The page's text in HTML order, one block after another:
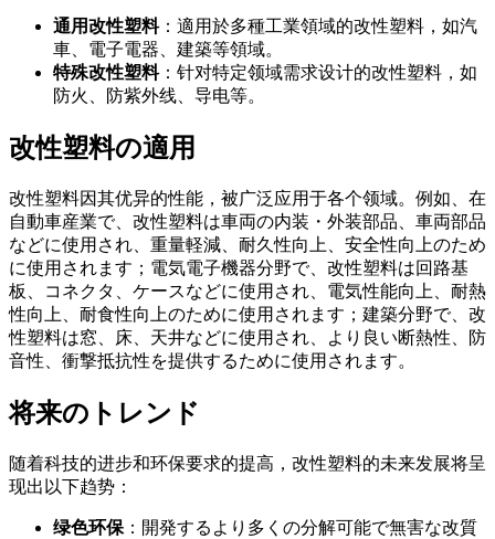
通用改性塑料：適用於多種工業領域的改性塑料，如汽
車、電子電器、建築等領域。
特殊改性塑料：针对特定领域需求设计的改性塑料，如
防火、防紫外线、导电等。
改性塑料の適用
改性塑料因其优异的性能，被广泛应用于各个领域。例如、在
自動車産業で、改性塑料は車両の内装・外装部品、車両部品
などに使用され、重量軽減、耐久性向上、安全性向上のため
に使用されます；電気電子機器分野で、改性塑料は回路基
板、コネクタ、ケースなどに使用され、電気性能向上、耐熱
性向上、耐食性向上のために使用されます；建築分野で、改
性塑料は窓、床、天井などに使用され、より良い断熱性、防
音性、衝撃抵抗性を提供するために使用されます。
将来のトレンド
随着科技的进步和环保要求的提高，改性塑料的未来发展将呈
现出以下趋势：
绿色环保 ：開発するより多くの分解可能で無害な改質